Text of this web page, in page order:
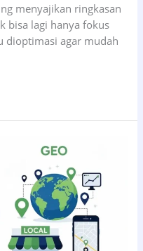
menyajikan ringkasan
bisa lagi hanya fokus
dioptimasi agar mudah